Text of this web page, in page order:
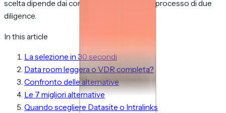
scelta dipende dai controlli di accesso e dal processo di due
diligence.
In this article
La selezione in 30 secondi
Data room leggera o VDR completa?
Confronto delle alternative
Le 7 migliori alternative
Quando scegliere Datasite o Intralinks